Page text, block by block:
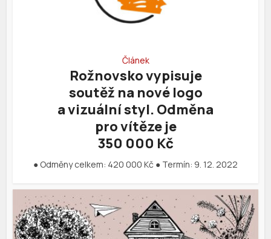
Článek
Rožnovsko vypisuje
soutěž na nové logo
a vizuální styl. Odměna
pro vítěze je
350 000 Kč
● Odměny celkem: 420 000 Kč ● Termín: 9. 12. 2022